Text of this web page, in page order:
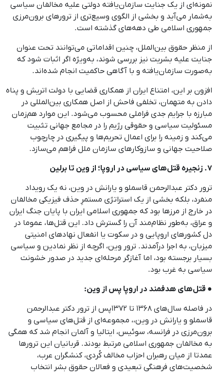
نمونه‌ای از یک جنایت سازمان‌یافته دولتی علیه مخالفان سیاسی
به‌شمار می‌آید و بخشی از الگوی وسیع‌تری از ترورهای برون‌مرزی
جمهوری اسلامی طی دهه‌های گذشته است.
از منظر حقوق بین‌الملل، چنین اقداماتی می‌توانند تحت عنوان
جنایت علیه بشریت نیز بررسی شوند، به‌ویژه اگر اثبات شود که
به‌صورت سازمان‌یافته و با آگاهی حاکمیت انجام شده‌اند.
افزون بر این، امتناع ایران از همکاری قضایی با دولت اتریش و پناه
دادن به متهمان، تخلفی فاحش از اصل همکاری بین‌المللی در
مبارزه با جرایم جدی فراملی محسوب می‌شود. این موارد هم‌زمان
مسئولیت سیاسی و حقوقی رژیم را در مجامع جهانی تثبیت
می‌کند و زمینه را برای اعمال تحریم‌ها و پیگیری در چارچوب
صلاحیت جهانی و سازوکارهای سازمان ملل فراهم می‌سازد.
۷. زنجیره قتل‌های سیاسی در اروپا؛ از وین تا برلین
ترور دکتر عبدالرحمن قاسملو و یارانش در وین، نه یک رویداد
منفرد، بلکه بخشی از یک استراتژی مستمرِ حذف فیزیکی مخالفان
در خارج از مرزها بود که جمهوری اسلامی ایران با پایان جنگ ایران
و عراق، به‌طور نظام‌مند آن را گسترش داد. این قتل‌ها، عموما در
دل کشورهای اروپایی و در سکوت یا انفعال نهادهای امنیتی
میزبان، به اجرا درآمدند. ترور وین، اگرچه از نظر نمادین و سیاسی
بسیار برجسته بود، اما آغازگر مرحله‌ای جدید در صدور خشونت
سیاسی به غرب بود.
● قتل‌های هدفمند در اروپا پس از وین:
در فاصله سال‌های ۱۳۶۸ تا ۱۳۷۲پس از ترور دکتر عبدالرحمن
قاسملو و یارانش در وین،، مجموعه‌ای از قتل‌های سیاسی و
برون‌مرزی در فرانسه، سوئیس، ایتالیا و آلمان انجام شد که همگی
به مخالفان جمهوری اسلامی مرتبط بودند. قربانیان این ترورها
عمدتا از میان رهبران احزاب مخالف کُردی، کنشگران عرب،
شخصیت‌های فرهنگی تبعیدی و فعالان حقوق بشر انتخاب